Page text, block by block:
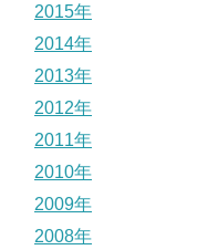
2015年
2014年
2013年
2012年
2011年
2010年
2009年
2008年